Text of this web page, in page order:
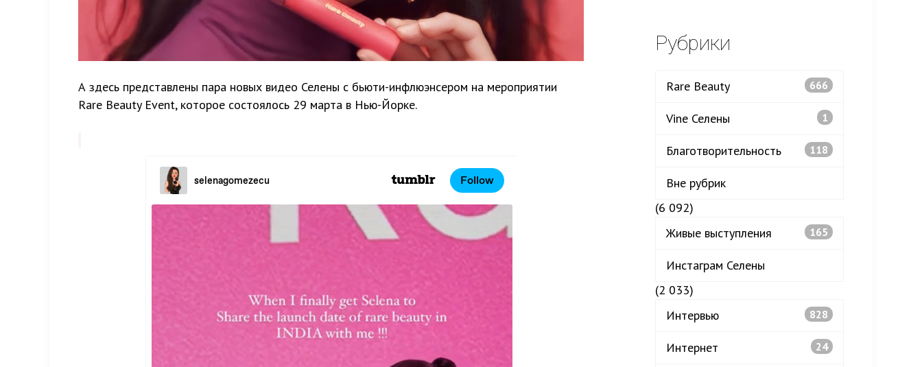
А здесь представлены пара новых видео Селены с бьюти-инфлюэнсером на мероприятии
Rare Beauty Event, которое состоялось 29 марта в Нью-Йорке.
Рубрики
Rare Beauty 666
Vine Селены 1
Благотворительность 118
Вне рубрик
(6 092)
Живые выступления
165
Инстаграм Селены
(2 033)
Интервью
828
Интернет 24